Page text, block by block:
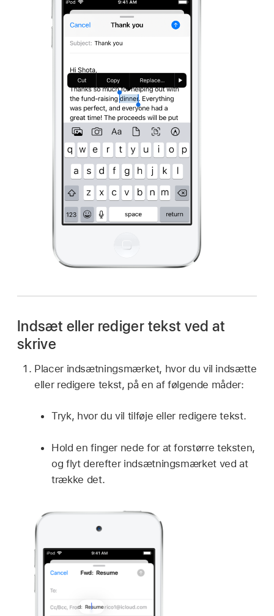
Indsæt eller rediger tekst ved at
skrive
Placer indsætningsmærket, hvor du vil indsætte
eller redigere tekst, på en af følgende måder:
Tryk, hvor du vil tilføje eller redigere tekst.
Hold en finger nede for at forstørre teksten,
og flyt derefter indsætningsmærket ved at
trække det.